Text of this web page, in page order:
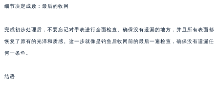
细节决定成败：最后的收网
完成初步处理后，不要忘记对手表进行全面检查。确保没有遗漏的地方，并且所有表面都
恢复了原有的光泽和质感。这一步就像是钓鱼后收网前的最后一遍检查，确保没有遗漏任
何一条鱼。
结语